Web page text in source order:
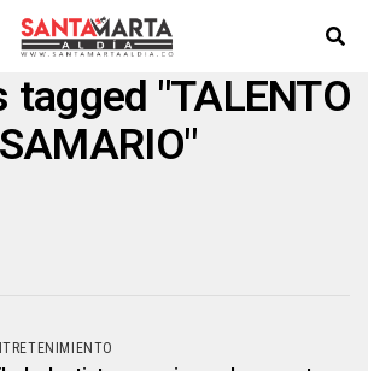
"TALENTO
SAMARIO"